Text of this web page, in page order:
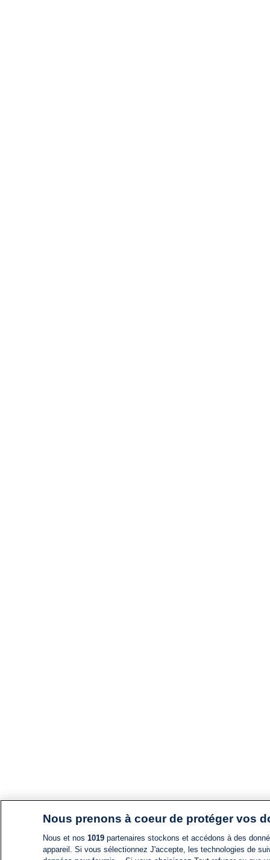
Nous prenons à coeur de protéger vos
Nous et nos 1019partenaires stockons et accédons à des
appareil. Si vous sélectionnez J'accepte, les technologies de